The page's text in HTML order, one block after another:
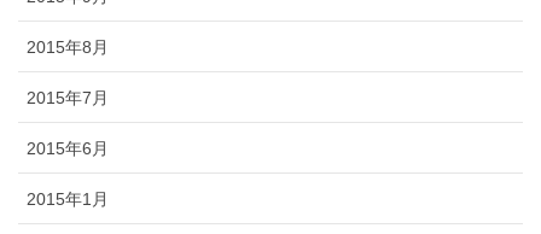
2015年8月
2015年7月
2015年6月
2015年1月